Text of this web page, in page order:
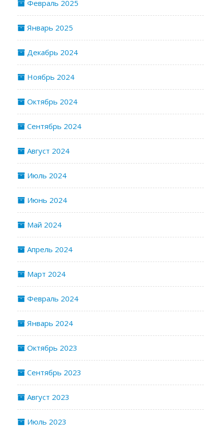
Февраль 2025
Январь 2025
Декабрь 2024
Ноябрь 2024
Октябрь 2024
Сентябрь 2024
Август 2024
Июль 2024
Июнь 2024
Май 2024
Апрель 2024
Март 2024
Февраль 2024
Январь 2024
Октябрь 2023
Сентябрь 2023
Август 2023
Июль 2023